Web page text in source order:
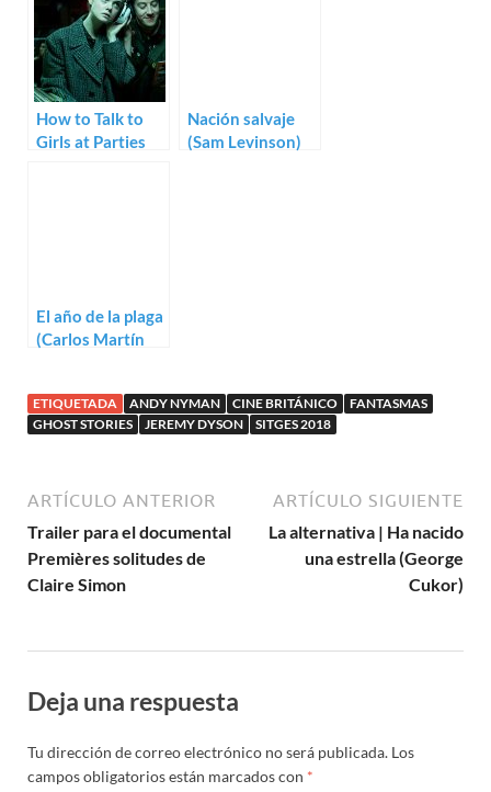
How to Talk to
Girls at Parties
Nación salvaje
(Sam Levinson)
El año de la plaga
(Carlos Martín
ETIQUETADA ANDY NYMAN CINE BRITÁNICO
FANTASMAS
GHOST STORIES
JEREMY DYSON SITGES 2018
ARTÍCULO ANTERIOR
Trailer para el documental
Premières solitudes de
Claire Simon
ARTÍCULO SIGUIENTE
La alternativa | Ha nacido
una estrella (George
Cukor)
Deja una respuesta
Tu dirección de correo electrónico no será publicada. Los
campos obligatorios están marcados con *